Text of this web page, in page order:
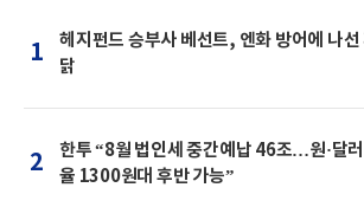
1
헤지펀드 승부사 베선트, 엔화 방어에 나선
닭
2
한투 “8월 법인세 중간예납 46조…원·달
율 1300원대 후반 가능”